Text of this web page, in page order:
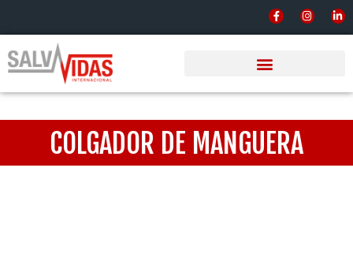
COLGADOR DE MANGUERA